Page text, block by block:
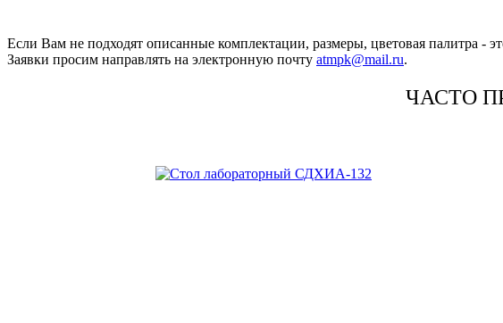
Если Вам не подходят описанные комплектации, размеры, цветовая палитра -
Заявки просим направлять на электронную почту atmpk@mail.ru.
ЧАСТО